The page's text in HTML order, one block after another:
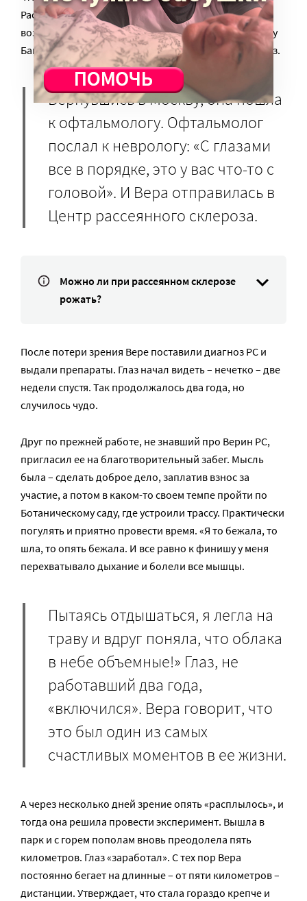
Рассуждали так: после родов организму надо дать
возможность восстановиться. Но именно на отдыхе у
Байкала Вера обнаружила, что не видит на один глаз.
Вернувшись в Москву, она пошла
к офтальмологу. Офтальмолог
послал к неврологу: «С глазами
все в порядке, это у вас что-то с
головой». И Вера отправилась в
Центр рассеянного склероза.
Можно ли при рассеянном склерозе
рожать?
После потери зрения Вере поставили диагноз РС и
выдали препараты. Глаз начал видеть – нечетко – две
недели спустя. Так продолжалось два года, но
случилось чудо.
Друг по прежней работе, не знавший про Верин РС,
пригласил ее на благотворительный забег. Мысль
была – сделать доброе дело, заплатив взнос за
участие, а потом в каком-то своем темпе пройти по
Ботаническому саду, где устроили трассу. Практически
погулять и приятно провести время. «Я то бежала, то
шла, то опять бежала. И все равно к финишу у меня
перехватывало дыхание и болели все мышцы.
Пытаясь отдышаться, я легла на
траву и вдруг поняла, что облака
в небе объемные!» Глаз, не
работавший два года,
«включился». Вера говорит, что
это был один из самых
счастливых моментов в ее жизни.
А через несколько дней зрение опять «расплылось», и
тогда она решила провести эксперимент. Вышла в
парк и с горем пополам вновь преодолела пять
километров. Глаз «заработал». С тех пор Вера
постоянно бегает на длинные – от пяти километров –
дистанции. Утверждает, что стала гораздо крепче и